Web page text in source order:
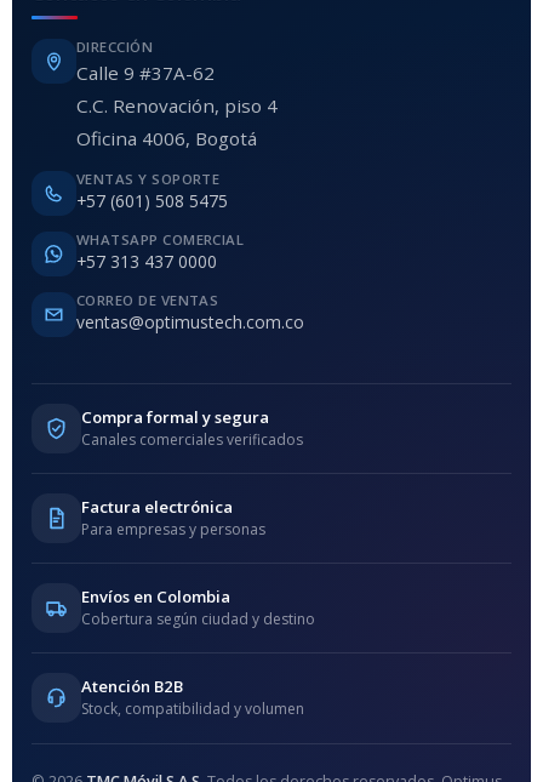
DIRECCIÓN
Calle 9 #37A-62
C.C. Renovación, piso 4
Oficina 4006, Bogotá
VENTAS Y SOPORTE
+57 (601) 508 5475
WHATSAPP COMERCIAL
+57 313 437 0000
CORREO DE VENTAS
ventas@optimustech.com.co
Compra formal y segura
Canales comerciales verificados
Factura electrónica
Para empresas y personas
Envíos en Colombia
Cobertura según ciudad y destino
Atención B2B
Stock, compatibilidad y volumen